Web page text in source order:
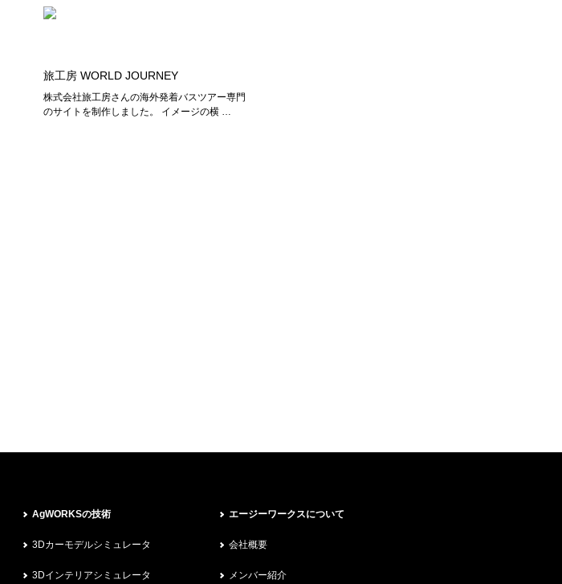
旅工房 WORLD JOURNEY
株式会社旅工房さんの海外発着バスツアー専門
のサイトを制作しました。 イメージの横 …
AgWORKSの技術
3Dカーモデルシミュレータ
3Dインテリアシミュレータ
エージーワークスについて
会社概要
メンバー紹介